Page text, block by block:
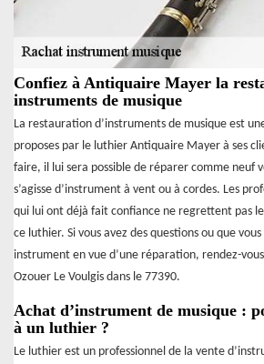
Confiez à Antiquaire Mayer la
instruments de musique
La restauration d’instruments de musique est
proposes par le luthier Antiquaire Mayer à ses
faire, il lui sera possible de réparer comme neuf
s’agisse d’instrument à vent ou à cordes. Les
qui lui ont déjà fait confiance ne regrettent pas
ce luthier. Si vous avez des questions ou que
instrument en vue d’une réparation, rendez-
Ozouer Le Voulgis dans le 77390.
Achat d’instrument de musique :
à un luthier ?
Le luthier est un professionnel de la vente